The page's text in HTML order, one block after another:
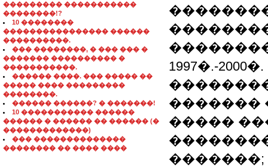
��������� �����������
��������!?
10 ��������
���������������� ������
����������.
��� ��������, � ��� ��� �
������� ���������� �
�����������.
������ ����. ��� ����� ��
����� ���� ���������
��������.
������ ������? � �������!
10 ����������� ������
������ � ������ �� ������ (�
�������������)
��� ��������������
�������� �� ���� ����
1997�.-
�������
�����
�������;